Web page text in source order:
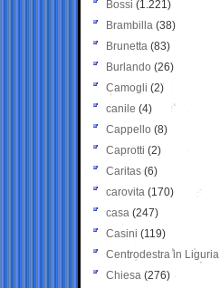
Bossi (1.221)
Brambilla (38)
Brunetta (83)
Burlando (26)
Camogli (2)
canile (4)
Cappello (8)
Caprotti (2)
Caritas (6)
carovita (170)
casa (247)
Casini (119)
Centrodestra in Liguria
Chiesa (276)